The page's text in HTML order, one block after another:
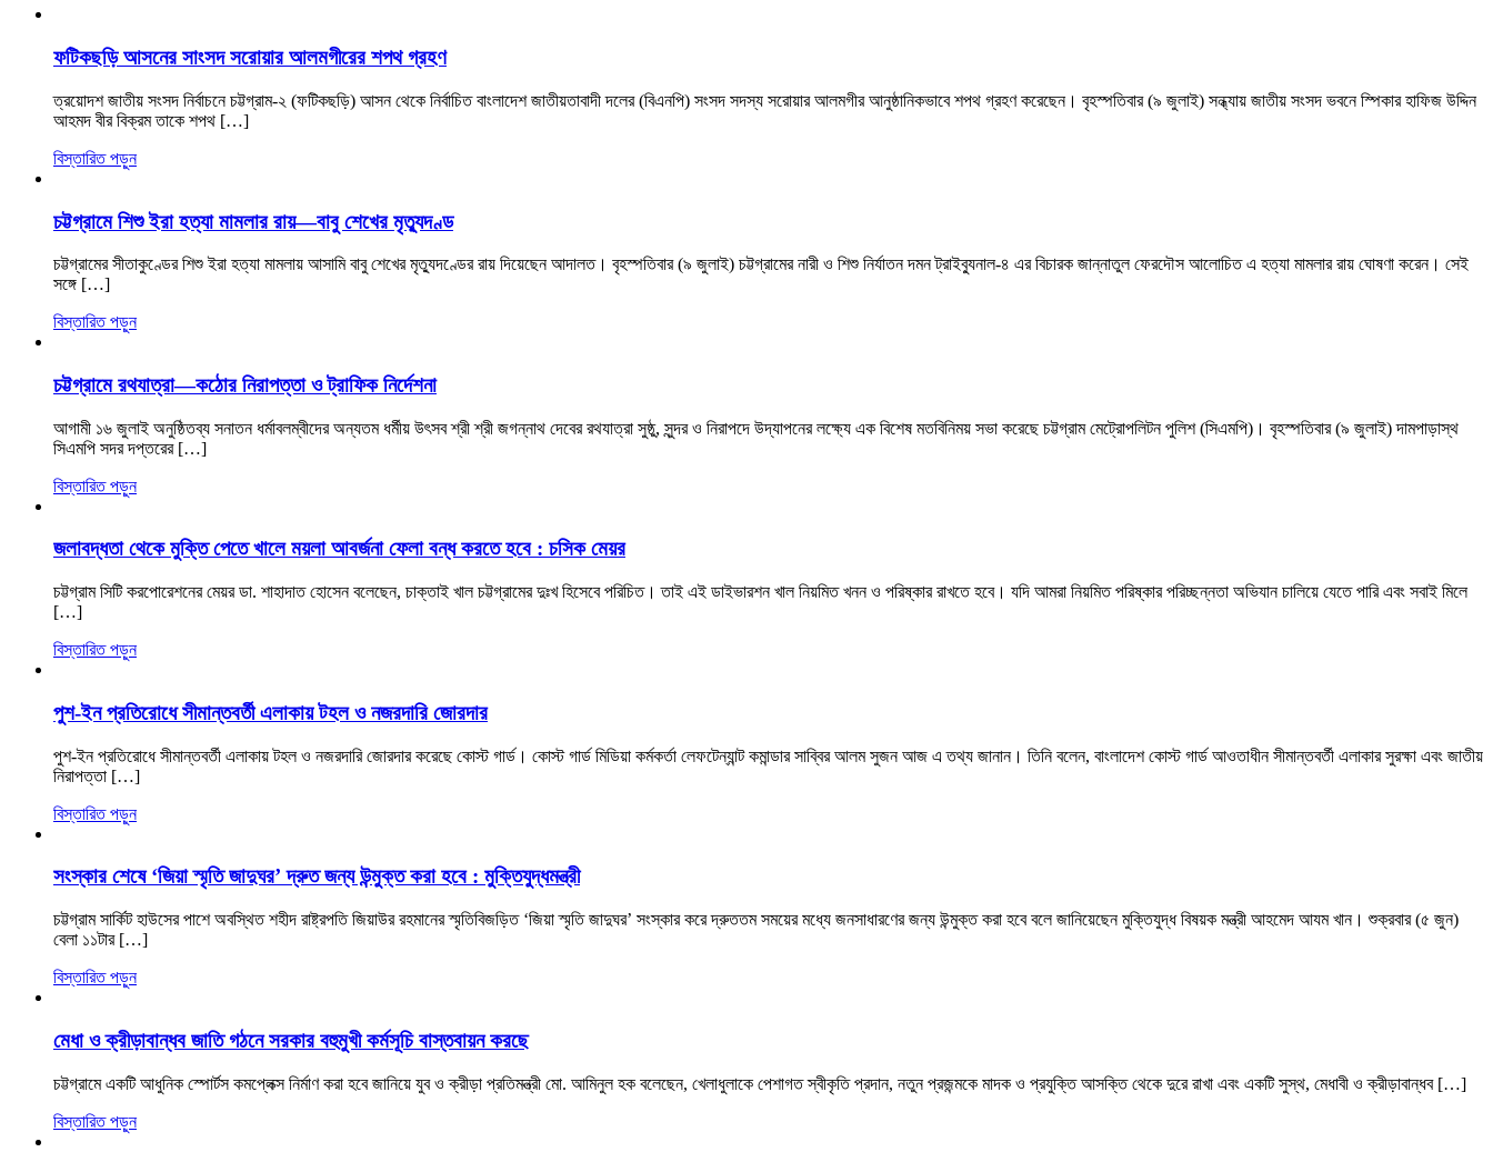
ফটিকছড়ি আসনের সাংসদ সরোয়ার আলমগীরের শপথ গ্রহণ
ত্রয়োদশ জাতীয় সংসদ নির্বাচনে চট্টগ্রাম-২ (ফটিকছড়ি) আসন থেকে নির্বাচিত বাংলাদেশ জাতীয়তাবাদী দলের (বিএনপি) সংসদ সদস্য সরোয়ার আলমগীর আনুষ্ঠানিকভাবে শপথ গ্রহণ করেছেন। বৃহস্পতিবার (৯ জুলাই) সন্ধ্যায় জাতীয় সংসদ ভবনে স্পিকার হাফিজ উদ্দিন
আহমদ বীর বিক্রম তাকে শপথ […]
বিস্তারিত পড়ুন
চট্টগ্রামে শিশু ইরা হত্যা মামলার রায়—বাবু শেখের মৃত্যুদণ্ড
চট্টগ্রামের সীতাকুণ্ডের শিশু ইরা হত্যা মামলায় আসামি বাবু শেখের মৃত্যুদণ্ডের রায় দিয়েছেন আদালত। বৃহস্পতিবার (৯ জুলাই) চট্টগ্রামের নারী ও শিশু নির্যাতন দমন ট্রাইব্যুনাল-৪ এর বিচারক জান্নাতুল ফেরদৌস আলোচিত এ হত্যা মামলার রায় ঘোষণা করেন। সেই
সঙ্গে […]
বিস্তারিত পড়ুন
চট্টগ্রামে রথযাত্রা—কঠোর নিরাপত্তা ও ট্রাফিক নির্দেশনা
আগামী ১৬ জুলাই অনুষ্ঠিতব্য সনাতন ধর্মাবলম্বীদের অন্যতম ধর্মীয় উৎসব শ্রী শ্রী জগন্নাথ দেবের রথযাত্রা সুষ্ঠু, সুন্দর ও নিরাপদে উদ্‌যাপনের লক্ষ্যে এক বিশেষ মতবিনিময় সভা করেছে চট্টগ্রাম মেট্রোপলিটন পুলিশ (সিএমপি)। বৃহস্পতিবার (৯ জুলাই) দামপাড়াস্থ
সিএমপি সদর দপ্তরের […]
বিস্তারিত পড়ুন
জলাবদ্ধতা থেকে মুক্তি পেতে খালে ময়লা আবর্জনা ফেলা বন্ধ করতে হবে : চসিক মেয়র
চট্টগ্রাম সিটি করপোরেশনের মেয়র ডা. শাহাদাত হোসেন বলেছেন, চাক্তাই খাল চট্টগ্রামের দুঃখ হিসেবে পরিচিত। তাই এই ডাইভারশন খাল নিয়মিত খনন ও পরিষ্কার রাখতে হবে। যদি আমরা নিয়মিত পরিষ্কার পরিচ্ছন্নতা অভিযান চালিয়ে যেতে পারি এবং সবাই মিলে
[…]
বিস্তারিত পড়ুন
পুশ-ইন প্রতিরোধে সীমান্তবর্তী এলাকায় টহল ও নজরদারি জোরদার
পুশ-ইন প্রতিরোধে সীমান্তবর্তী এলাকায় টহল ও নজরদারি জোরদার করেছে কোস্ট গার্ড। কোস্ট গার্ড মিডিয়া কর্মকর্তা লেফটেন্যান্ট কমান্ডার সাব্বির আলম সুজন আজ এ তথ্য জানান। তিনি বলেন, বাংলাদেশ কোস্ট গার্ড আওতাধীন সীমান্তবর্তী এলাকার সুরক্ষা এবং জাতীয়
নিরাপত্তা […]
বিস্তারিত পড়ুন
সংস্কার শেষে ‘জিয়া স্মৃতি জাদুঘর’ দ্রুত জন্য উন্মুক্ত করা হবে : মুক্তিযুদ্ধমন্ত্রী
চট্টগ্রাম সার্কিট হাউসের পাশে অবস্থিত শহীদ রাষ্ট্রপতি জিয়াউর রহমানের স্মৃতিবিজড়িত ‘জিয়া স্মৃতি জাদুঘর’ সংস্কার করে দ্রুততম সময়ের মধ্যে জনসাধারণের জন্য উন্মুক্ত করা হবে বলে জানিয়েছেন মুক্তিযুদ্ধ বিষয়ক মন্ত্রী আহমেদ আযম খান। শুক্রবার (৫ জুন)
বেলা ১১টার […]
বিস্তারিত পড়ুন
মেধা ও ক্রীড়াবান্ধব জাতি গঠনে সরকার বহুমুখী কর্মসূচি বাস্তবায়ন করছে
চট্টগ্রামে একটি আধুনিক স্পোর্টস কমপ্লেক্স নির্মাণ করা হবে জানিয়ে যুব ও ক্রীড়া প্রতিমন্ত্রী মো. আমিনুল হক বলেছেন, খেলাধুলাকে পেশাগত স্বীকৃতি প্রদান, নতুন প্রজন্মকে মাদক ও প্রযুক্তি আসক্তি থেকে দুরে রাখা এবং একটি সুস্থ, মেধাবী ও ক্রীড়াবান্ধব […]
বিস্তারিত পড়ুন